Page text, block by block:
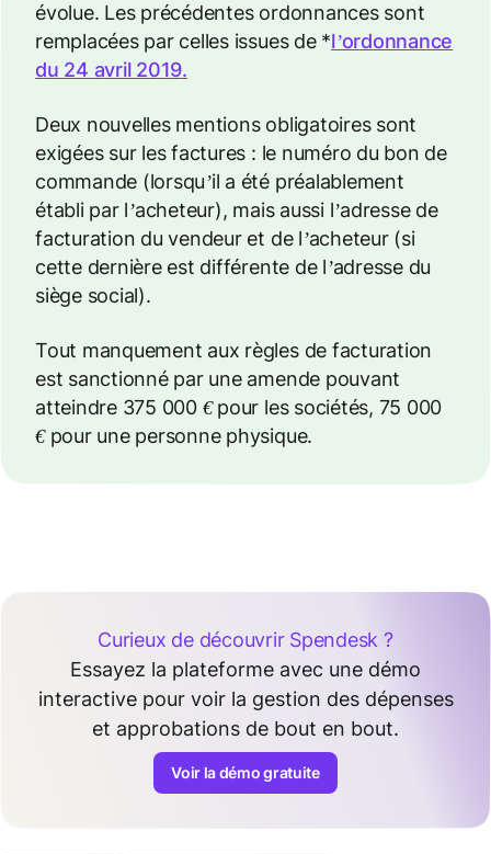
évolue. Les précédentes ordonnances sont
remplacées par celles issues de *l’ordonnance
du 24 avril 2019.
Deux nouvelles mentions obligatoires sont
exigées sur les factures : le numéro du bon de
commande (lorsqu’il a été préalablement
établi par l’acheteur), mais aussi l’adresse de
facturation du vendeur et de l’acheteur (si
cette dernière est différente de l’adresse du
siège social).
Tout manquement aux règles de facturation
est sanctionné par une amende pouvant
atteindre 375 000 € pour les sociétés, 75 000
€ pour une personne physique.
Curieux de découvrir Spendesk ?
Essayez la plateforme avec une démo
interactive pour voir la gestion des dépenses
et approbations de bout en bout.
Voir la démo gratuite